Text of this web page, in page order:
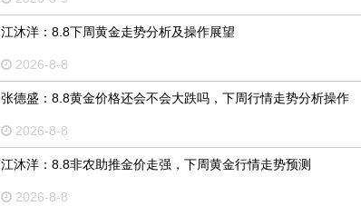
江沐洋：8.8下周黄金走势分析及操作展望
2026-8-8
张德盛：8.8黄金价格还会不会大跌吗，下周行情走势分析操作
2026-8-8
江沐洋：8.8非农助推金价走强，下周黄金行情走势预测
2026-8-8